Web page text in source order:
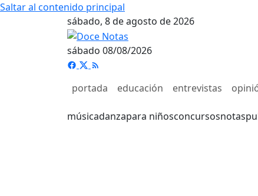
Saltar al contenido principal
sábado, 8 de agosto de 2026
sábado 08/08/2026
portada educación entrevistas
músicadanzapara niñosconcursosnotas